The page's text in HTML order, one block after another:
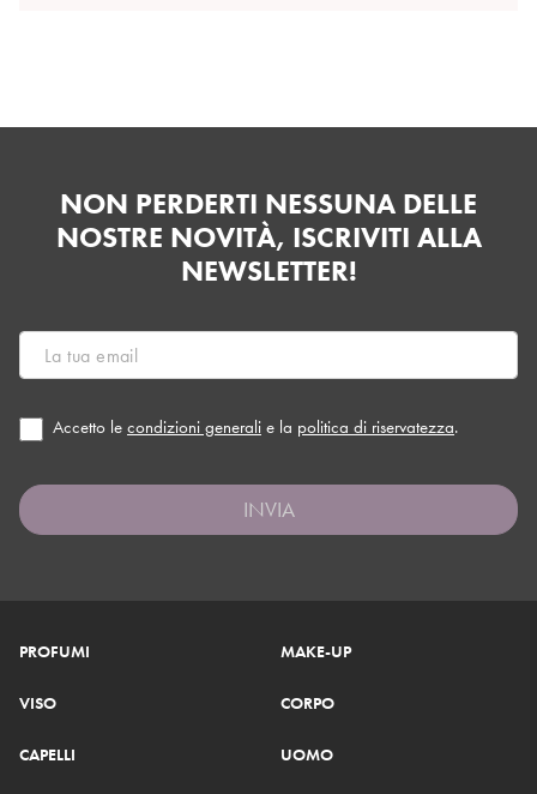
NON PERDERTI NESSUNA DELLE
NOSTRE NOVITÀ, ISCRIVITI ALLA
NEWSLETTER!
Accetto le condizioni generali e la politica di riservatezza.
INVIA
PROFUMI MAKE-UP
VISO CORPO
CAPELLI UOMO